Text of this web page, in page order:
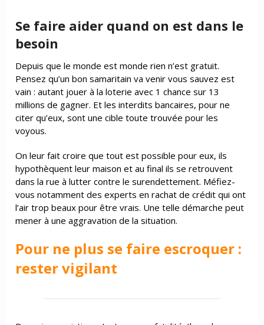
Se faire aider quand on est dans le
besoin
Depuis que le monde est monde rien n’est gratuit.
Pensez qu’un bon samaritain va venir vous sauvez est
vain : autant jouer à la loterie avec 1 chance sur 13
millions de gagner. Et les interdits bancaires, pour ne
citer qu’eux, sont une cible toute trouvée pour les
voyous.
On leur fait croire que tout est possible pour eux, ils
hypothèquent leur maison et au final ils se retrouvent
dans la rue à lutter contre le surendettement. Méfiez-
vous notamment des experts en rachat de crédit qui ont
l’air trop beaux pour être vrais. Une telle démarche peut
mener à une aggravation de la situation.
Pour ne plus se faire escroquer :
rester vigilant